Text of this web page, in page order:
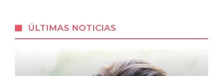
ÚLTIMAS NOTICIAS